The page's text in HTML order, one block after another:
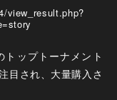
view_result.php?
ップトーナメント
目され、大量購入さ